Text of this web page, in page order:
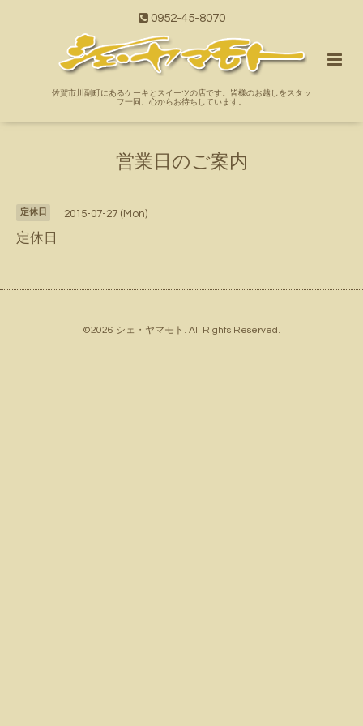
0952-45-8070
佐賀市川副町にあるケーキとスイーツの店です。皆様のお越しをスタッ
フ一同、心からお待ちしています。
営業日のご案内
定休日 2015-07-27 (Mon)
定休日
©2026 シェ・ヤマモト . All Rights Reserved.